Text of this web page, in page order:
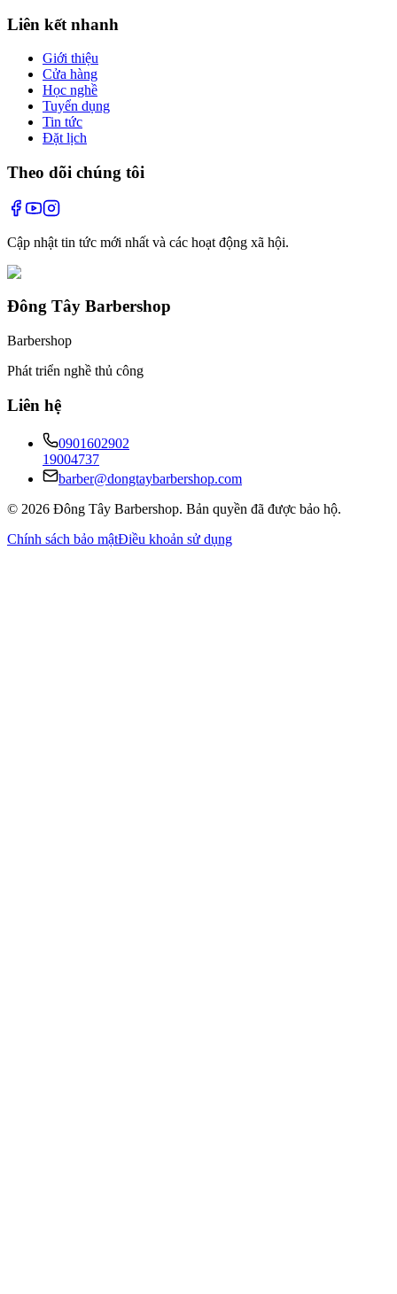
Liên kết nhanh
Giới thiệu
Cửa hàng
Học nghề
Tuyển dụng
Tin tức
Đặt lịch
Theo dõi chúng tôi
Cập nhật tin tức mới nhất và các hoạt động xã hội.
Đông Tây Barbershop
Barbershop
Phát triển nghề thủ công
Liên hệ
0901602902
19004737
barber@dongtaybarbershop.com
© 2026 Đông Tây Barbershop. Bản quyền đã được bảo hộ.
Chính sách bảo mậtĐiều khoản sử dụng